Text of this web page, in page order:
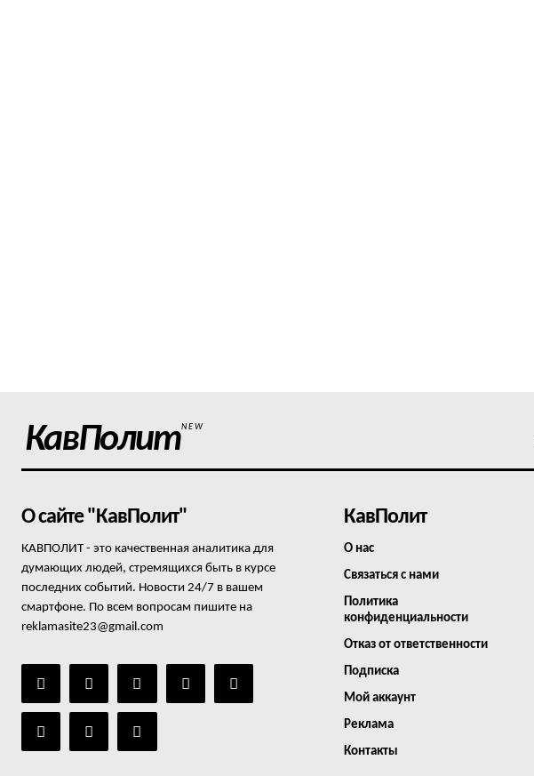
КавПолитNEW
О сайте "КавПолит"
КАВПОЛИТ - это качественная аналитика для
думающих людей, стремящихся быть в курсе
последних событий. Новости 24/7 в вашем
смартфоне. По всем вопросам пишите на
reklamasite23@gmail.com
КавПолит
О нас
Связаться с нами
Политика
конфиденциальности
Отказ от ответственности
Подписка
Мой аккаунт
Реклама
Контакты